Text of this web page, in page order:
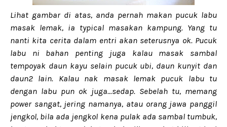
Lihat gambar di atas, anda pernah makan pucuk labu
masak lemak, ia typical masakan kampung. Yang tu
nanti kita cerita dalam entri akan seterusnya ok. Pucuk
labu ni bahan penting juga kalau masak sambal
tempoyak daun kayu selain pucuk ubi, daun kunyit dan
daun2 lain. Kalau nak masak lemak pucuk labu tu
dengan labu pun ok juga...sedap. Sebelah tu, memang
power sangat, jering namanya, atau orang jawa panggil
jengkol, bila ada jengkol kena pulak ada sambal tumbuk,